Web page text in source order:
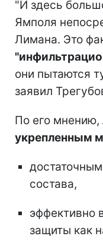
"И здесь
Ямполя
Лимана. Это
они пытаются
заявил
По его мнению,
укрепленным
состава,
эффективно
защиты как